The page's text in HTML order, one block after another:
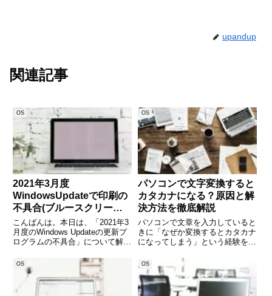
upandup
関連記事
OS
2021年3月度
WindowsUpdateで印刷の
不具合(ブルースクリー
ン、白抜き）
こんばんは。本日は、「2021年3
月度のWindows Updateの更新プ
ログラムの不具合」について解説
ラムは、「KB5000802」、
「KB5000808」です。症状とし
ては、下記の症状が発生していま
す。・
OS
パソコンで文字変換すると
カタカナになる？原因と解
決方法を徹底解説
パソコンで文章を入力していると
きに「なぜか変換するとカタカナ
になってしまう」という経験をし
字やひらがなに変換できるはずな
のに、入力モードや設定の違いに
よって思うように変換されず、仕
事や勉強の効率が落ちてしまうこ
OS OS